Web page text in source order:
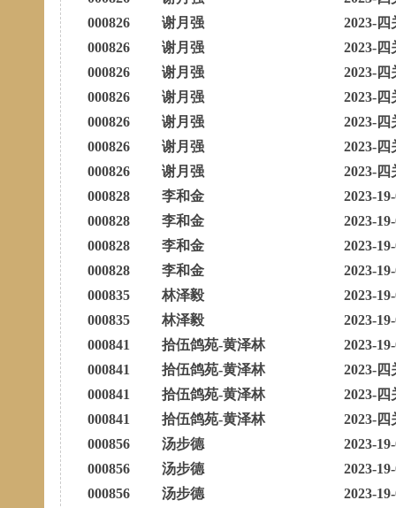
000826
谢月强
2023-四
000826
谢月强
2023-四
000826
谢月强
2023-四
000826
谢月强
2023-四
000826
谢月强
2023-四
000826
谢月强
2023-四
000826
谢月强
2023-四
000828
李和金
2023-
000828
李和金
2023-
000828
李和金
2023-
000828
李和金
2023-
000835
林泽毅
2023-
000835
林泽毅
2023-
000841
拾伍鸽苑-黄泽林
2023-
000841
拾伍鸽苑-黄泽林
2023-四
000841
拾伍鸽苑-黄泽林
2023-四
000841
拾伍鸽苑-黄泽林
2023-四
000856
汤步德
2023-
000856
汤步德
2023-
000856
汤步德
2023-